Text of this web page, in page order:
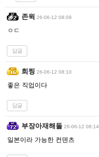
존윅 26-06-12 08:09
ㅇㄷ
답글
희찡 26-06-12 08:10
좋은 직업이다
답글
부장아재해돌 26-06-12 08:14
일본이라 가능한 컨덴츠